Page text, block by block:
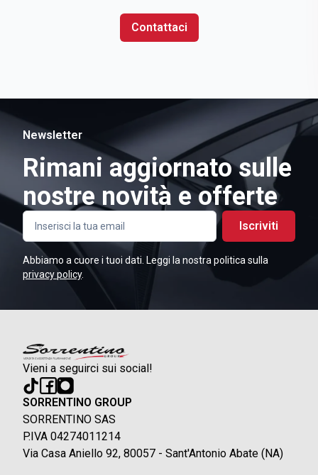
Contattaci
Newsletter
Rimani aggiornato sulle
nostre novità e offerte
Iscriviti
Abbiamo a cuore i tuoi dati. Leggi la nostra politica sulla
privacy policy.
Vieni a seguirci sui social!
SORRENTINO GROUP
SORRENTINO SAS
P.IVA 04274011214
Via Casa Aniello 92, 80057 - Sant'Antonio Abate (NA)